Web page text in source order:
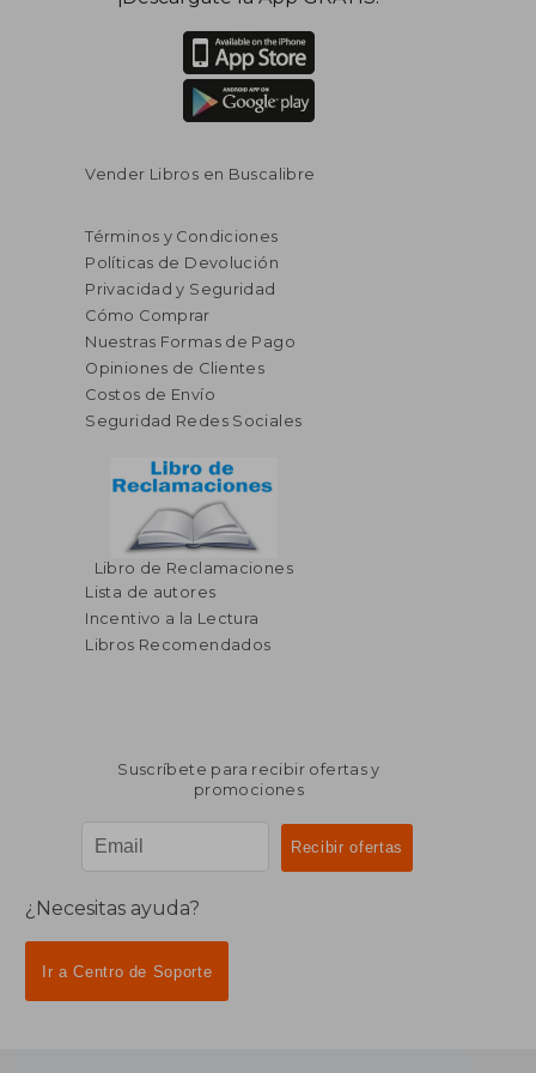
dcto.
Vender Libros en Buscalibre
Términos y Condiciones
Políticas de Devolución
Privacidad y Seguridad
Cómo Comprar
Nuestras Formas de Pago
Opiniones de Clientes
Costos de Envío
Seguridad Redes Sociales
Libro de Reclamaciones
Lista de autores
Incentivo a la Lectura
Libros Recomendados
Suscríbete para recibir ofertas y
promociones
¿Necesitas ayuda?
Ir a Centro de Soporte